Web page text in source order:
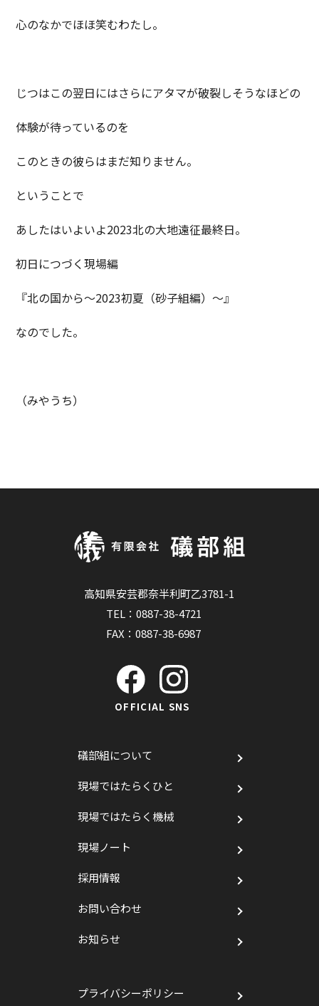
心のなかでほほ笑むわたし。
じつはこの翌日にはさらにアタマが破裂しそうなほどの
体験が待っているのを
このときの彼らはまだ知りません。
ということで
あしたはいよいよ2023北の大地遠征最終日。
初日につづく現場編
『北の国から～2023初夏（砂子組編）～』
なのでした。
（みやうち）
高知県安芸郡奈半利町乙3781-1
TEL：0887-38-4721
FAX：0887-38-6987
OFFICIAL SNS
礒部組について
現場ではたらくひと
現場ではたらく機械
現場ノート
採用情報
お問い合わせ
お知らせ
プライバシーポリシー